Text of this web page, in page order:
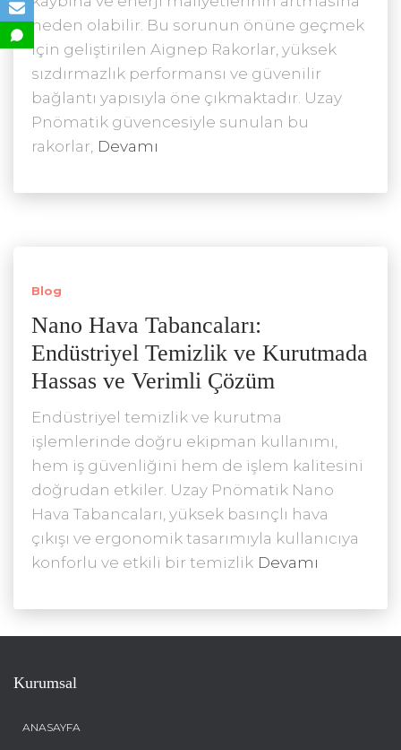
neden olabilir. Bu sorunun önüne geçmek
için geliştirilen Aignep Rakorlar, yüksek
sızdırmazlık performansı ve güvenilir
bağlantı yapısıyla öne çıkmaktadır. Uzay
Pnömatik güvencesiyle sunulan bu
rakorlar, Devamı
Blog
Nano Hava Tabancaları:
Endüstriyel Temizlik ve Kurutmada
Hassas ve Verimli Çözüm
Endüstriyel temizlik ve kurutma
işlemlerinde doğru ekipman kullanımı,
hem iş güvenliğini hem de işlem kalitesini
doğrudan etkiler. Uzay Pnömatik Nano
Hava Tabancaları, yüksek basınçlı hava
çıkışı ve ergonomik tasarımıyla kullanıcıya
konforlu ve etkili bir temizlik Devamı
Kurumsal
ANASAYFA